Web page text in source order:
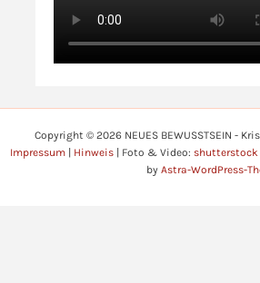
Copyright © 2026 NEUES BEWUSSTSEIN -
Impressum
Hinweis | Foto & Video: shutterstock
by Astra-WordPress-